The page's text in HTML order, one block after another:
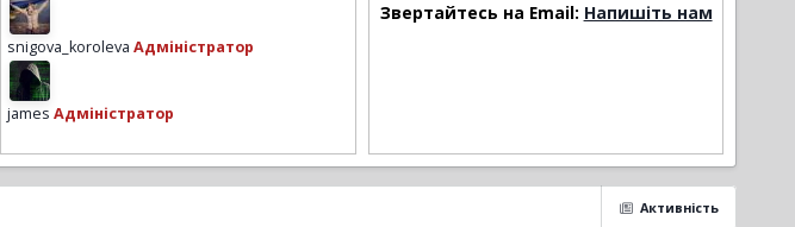
snigova_koroleva Адміністратор
james Адміністратор
Звертайтесь на Email: Напишіть нам
Активність